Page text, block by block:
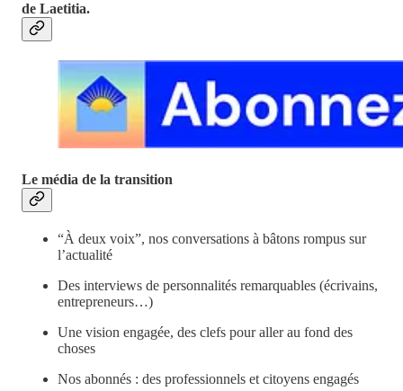
de Laetitia.
Le média de la transition
“À deux voix”, nos conversations à bâtons rompus sur
l’actualité
Des interviews de personnalités remarquables (écrivains,
entrepreneurs…)
Une vision engagée, des clefs pour aller au fond des
choses
Nos abonnés : des professionnels et citoyens engagés